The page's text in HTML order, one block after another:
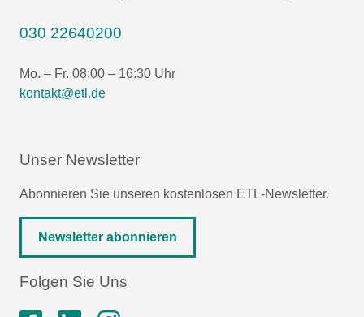
030 22640200
Mo. – Fr. 08:00 – 16:30 Uhr
kontakt@etl.de
Unser Newsletter
Abonnieren Sie unseren kostenlosen ETL-Newsletter.
Newsletter abonnieren
Folgen Sie Uns